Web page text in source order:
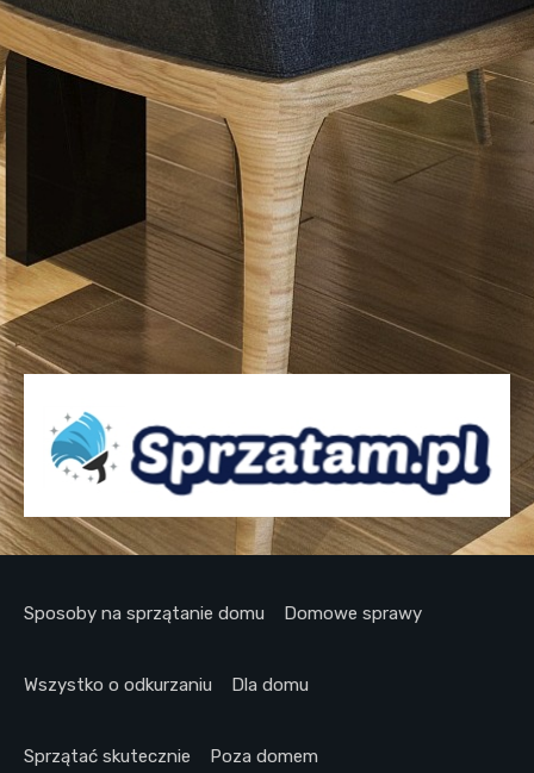
Sposoby na sprzątanie domu Domowe sprawy
Wszystko o odkurzaniu Dla domu
Sprzątać skutecznie Poza domem